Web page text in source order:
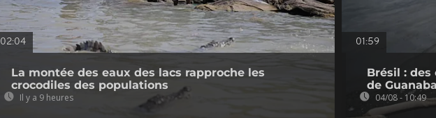
02:04
La montée des eaux des lacs rapproche les
crocodiles des populations
Il y a 9 heures
01:59
Brésil : des
de
04/08 - 10:49